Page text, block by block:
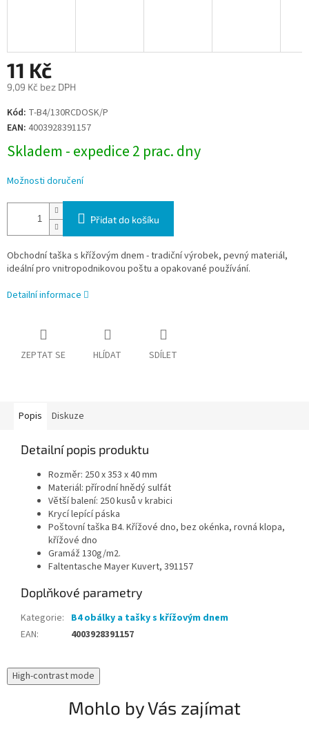
11 Kč
9,09 Kč bez DPH
Měrná
cena:
Kód: T-B4/130RCDOSK/P
EAN: 4003928391157
Skladem - expedice 2 prac. dny
Možnosti doručení
Přidat do košíku
Obchodní taška s křížovým dnem - tradiční výrobek, pevný materiál,
ideální pro vnitropodnikovou poštu a opakované používání.
Detailní informace
ZEPTAT SE HLÍDAT SDÍLET
Popis Diskuze
Detailní popis produktu
Rozměr: 250 x 353 x 40 mm
Materiál: přírodní hnědý sulfát
Větší balení: 250 kusů v krabici
Krycí lepící páska
Poštovní taška B4. Křížové dno, bez okénka, rovná klopa,
křížové dno
Gramáž 130g/m2.
Faltentasche Mayer Kuvert, 391157
Doplňkové parametry
Kategorie: B4 obálky a tašky s křížovým dnem
EAN: 4003928391157
High-contrast mode
Mohlo by Vás zajímat